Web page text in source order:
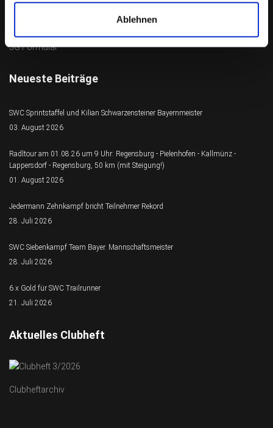
Ablehnen
Präventionserklärung
Presseerklärung
3G Formular
Neueste Beiträge
SWC Sprintstaffel und Kilian Schwarzensteiner Bayernmeister
03. August 2026
Radltour am 01.08.26 um 9 Uhr: Regensburg - Pielenhofen - Kallmünz -
Lappersdorf - Regensburg, 50 km (mit Steigung!)
01. August 2026
Jedermann Zehnkampf bricht Teilnehmer Rekord
28. Juli 2026
SWC Siebenkampf Team Bayer. Mannschaftsmeister
28. Juli 2026
6 x Gold für SWC Trailrunner
21. Juli 2026
Aktuelles Clubheft
Clubheftarchiv